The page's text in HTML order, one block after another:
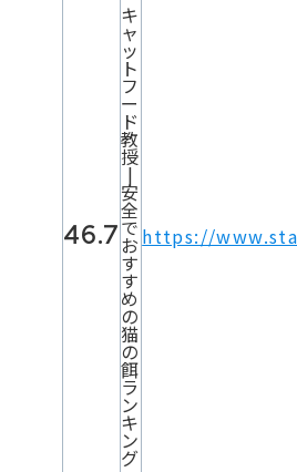
46.7
キ
ャ
ッ
ト
フ
ー
ド
教
授
|
安
全
で
お
す
す
め
の
猫
の
餌
ラ
ン
キ
ン
グ
https://